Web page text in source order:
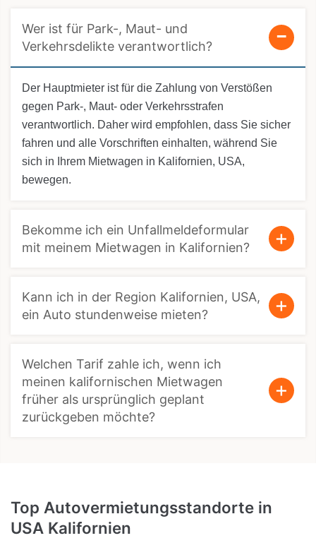
Wer ist für Park-, Maut- und
Verkehrsdelikte verantwortlich?
Der Hauptmieter ist für die Zahlung von Verstößen
gegen Park-, Maut- oder Verkehrsstrafen
verantwortlich. Daher wird empfohlen, dass Sie sicher
fahren und alle Vorschriften einhalten, während Sie
sich in Ihrem Mietwagen in Kalifornien, USA,
bewegen.
Bekomme ich ein Unfallmeldeformular
mit meinem Mietwagen in Kalifornien?
Kann ich in der Region Kalifornien, USA,
ein Auto stundenweise mieten?
Welchen Tarif zahle ich, wenn ich
meinen kalifornischen Mietwagen
früher als ursprünglich geplant
zurückgeben möchte?
Top Autovermietungsstandorte in
USA Kalifornien